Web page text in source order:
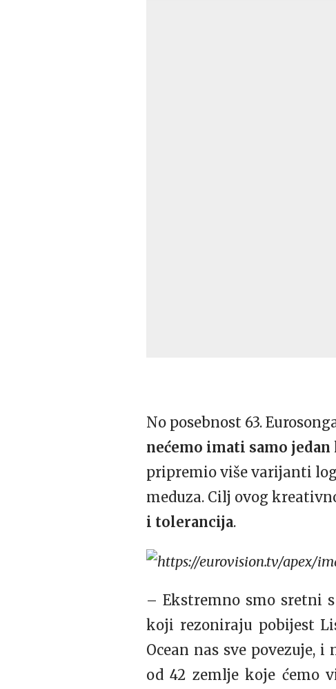
No posebnost 63.
nećemo imati samo jedan
pripremio više varijanti
meduza. Cilj ovog
i tolerancija.
– Ekstremno smo sretni
koji rezoniraju pobijest
Ocean nas sve povezuje,
od 42 zemlje koje ćemo